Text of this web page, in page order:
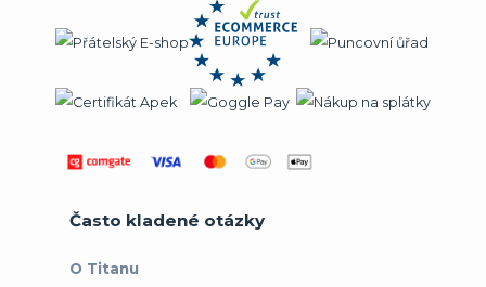
Často kladené otázky
O Titanu